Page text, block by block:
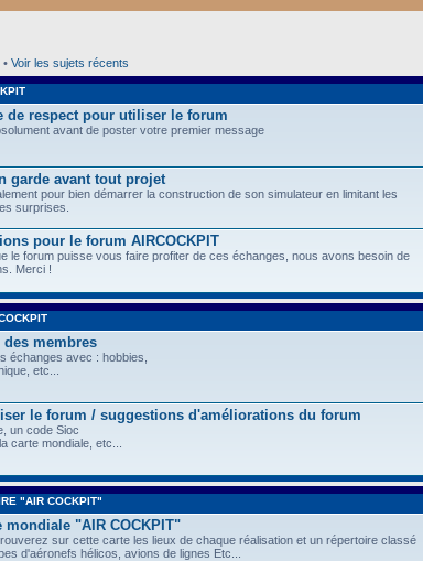
• Voir les sujets récents
de respect pour utiliser le forum
avant de poster votre premier message
garde avant tout projet
pour bien démarrer la construction de son simulateur en limitant les
surprises.
pour le forum AIRCOCKPIT
le forum puisse vous faire profiter de ces échanges, nous avons besoin de
Merci !
membres
échanges avec : hobbies,
etc...
le forum / suggestions d'améliorations du forum
un code Sioc
carte mondiale, etc...
"AIR COCKPIT"
mondiale "AIR COCKPIT"
sur cette carte les lieux de chaque réalisation et un répertoire classé
d'aéronefs hélicos, avions de lignes Etc...